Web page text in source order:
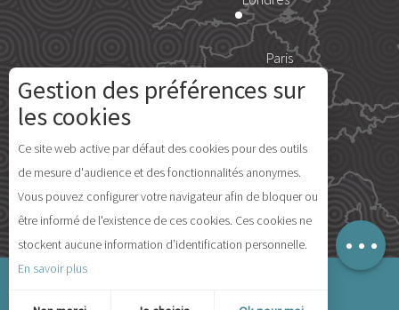
Description
Prestations
Disponibilités
Carte
Paris
Madrid
Île d'Yeu
Gestion des préférences sur
les cookies
Ce site web active par défaut des cookies pour des outils
de mesure d'audience et des fonctionnalités anonymes.
Vous pouvez configurer votre navigateur afin de bloquer ou
être informé de l'existence de ces cookies. Ces cookies ne
stockent aucune information d’identification personnelle.
En savoir plus